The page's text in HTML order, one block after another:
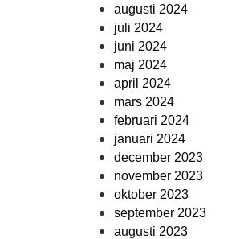
augusti 2024
juli 2024
juni 2024
maj 2024
april 2024
mars 2024
februari 2024
januari 2024
december 2023
november 2023
oktober 2023
september 2023
augusti 2023